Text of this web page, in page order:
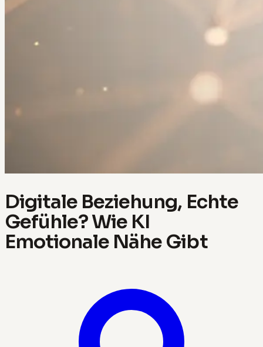
Digitale Beziehung, Echte
Gefühle? Wie KI
Emotionale Nähe Gibt